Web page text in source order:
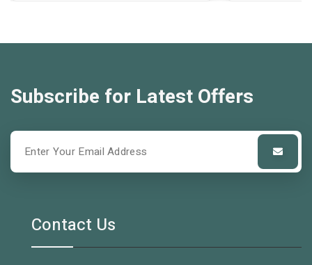
Subscribe for Latest Offers
Contact Us